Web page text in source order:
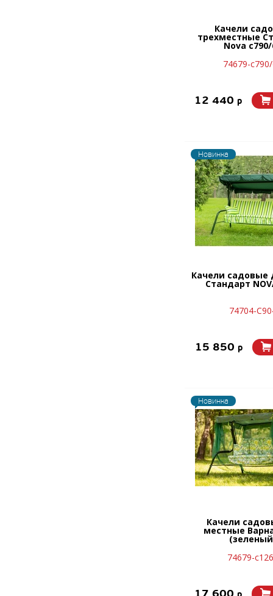
Качели
трехместные
Nova
74679-
12 440 p
Новинка
Качели садовые
Стандарт
74704-
15 850 p
Новинка
Качели
местные
74679-